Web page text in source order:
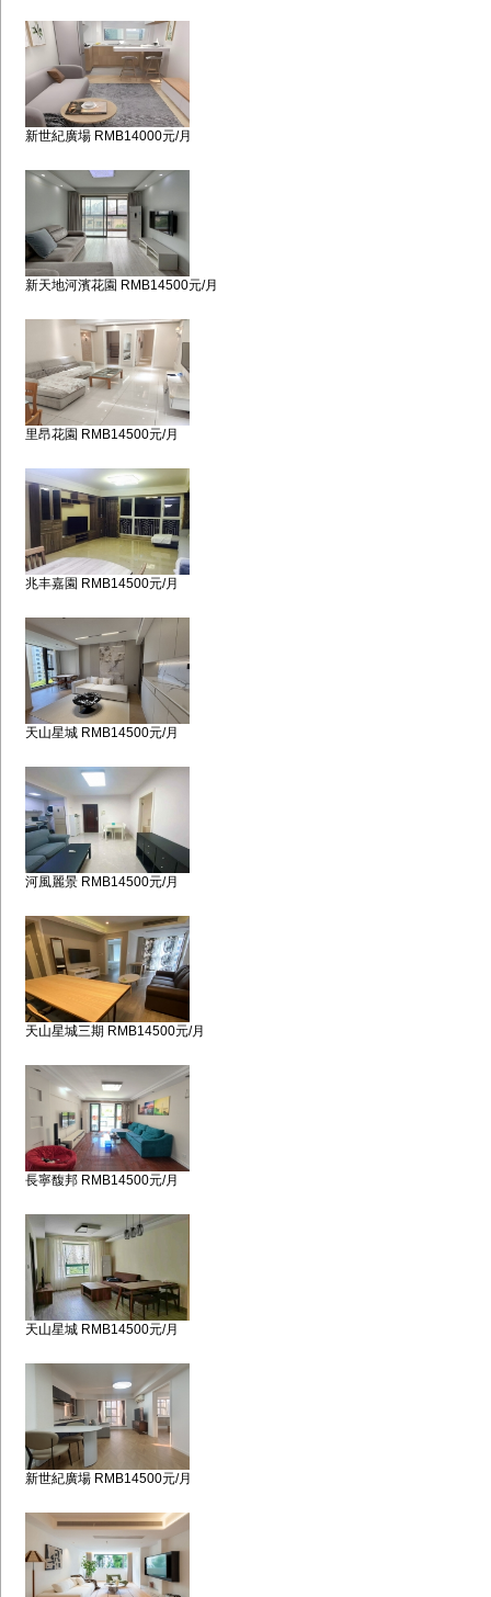
新世紀廣場 RMB14000元/月
新天地河濱花園 RMB14500元/月
里昂花園 RMB14500元/月
兆丰嘉園 RMB14500元/月
天山星城 RMB14500元/月
河風麗景 RMB14500元/月
天山星城三期 RMB14500元/月
長寧馥邦 RMB14500元/月
天山星城 RMB14500元/月
新世紀廣場 RMB14500元/月